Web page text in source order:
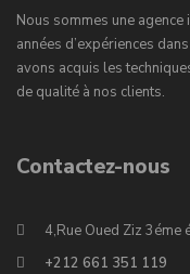
Nous sommes une
années d’expériences
avons acquis les
de qualité à nos clients.
Contactez-nous
4,Rue Oued Ziz 3éme
+212 661 351 119